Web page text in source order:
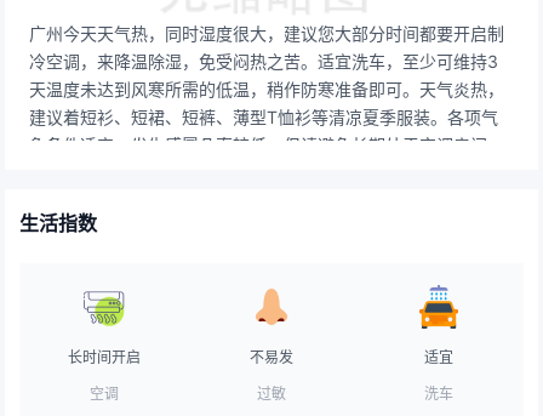
广州今天天气热，同时湿度很大，建议您大部分时间都要开启制
冷空调，来降温除湿，免受闷热之苦。适宜洗车，至少可维持3
天温度未达到风寒所需的低温，稍作防寒准备即可。天气炎热，
建议着短衫、短裙、短裤、薄型T恤衫等清凉夏季服装。各项气
象条件适宜，发生感冒几率较低。但请避免长期处于空调房间
气污染物稀释、扩散和清除无明显影响。天气较好，路面干燥，
晒。天气太热，不适合垂钓。桑拿天里，食物容易变质腐烂，注
意饮食安全，避免食物中毒。天气炎热，用防脱水防晒指数高的
生活指数
长时间开启
空调
不易发
过敏
适宜
洗车